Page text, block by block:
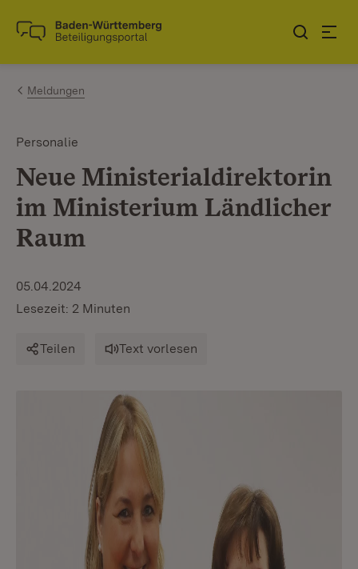
Zum Inhalt springen
Link zur Startseite
Meldungen
Personalie
Neue Ministerialdirektorin
im Ministerium Ländlicher
Raum
05.04.2024
Lesezeit: 2 Minuten
Teilen Text vorlesen